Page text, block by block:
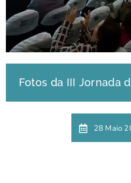
Fotos da III Jornada
28 Maio